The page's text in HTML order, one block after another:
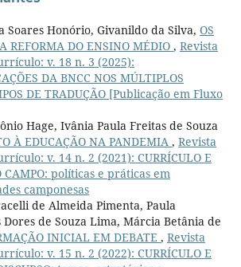
Soares Honório, Givanildo da Silva, OS
REFORMA DO ENSINO MÉDIO , Revista
v. 18 n. 3 (2025):
DA BNCC NOS MÚLTIPLOS
DE TRADUÇÃO [Publicação em Fluxo
Hage, Ivânia Paula Freitas de Souza
À EDUCAÇÃO NA PANDEMIA , Revista
v. 14 n. 2 (2021): CURRÍCULO E
CAMPO: políticas e práticas em
camponesas
de Almeida Pimenta, Paula
de Souza Lima, Márcia Betânia de
INICIAL EM DEBATE , Revista
v. 15 n. 2 (2022): CURRÍCULO E